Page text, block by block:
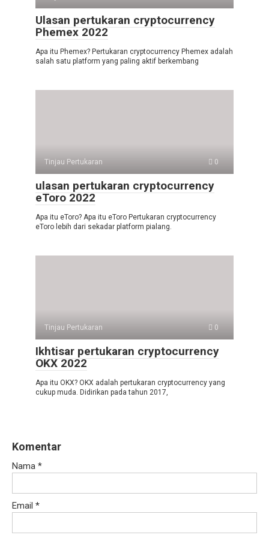
Ulasan pertukaran cryptocurrency
Phemex 2022
Apa itu Phemex? Pertukaran cryptocurrency Phemex adalah
salah satu platform yang paling aktif berkembang
Tinjau Pertukaran 0
ulasan pertukaran cryptocurrency
eToro 2022
Apa itu eToro? Apa itu eToro Pertukaran cryptocurrency
eToro lebih dari sekadar platform pialang.
Tinjau Pertukaran 0
Ikhtisar pertukaran cryptocurrency
OKX 2022
Apa itu OKX? OKX adalah pertukaran cryptocurrency yang
cukup muda. Didirikan pada tahun 2017,
Komentar
Nama *
Email *